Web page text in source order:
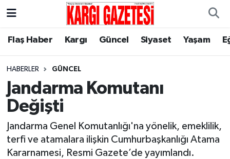
Flaş Haber Kargı Güncel Siyaset Yaşam
HABERLER GÜNCEL
Jandarma Komutanı
Değişti
Jandarma Genel Komutanlığı'na yönelik, emeklilik,
terfi ve atamalara ilişkin Cumhurbaşkanlığı Atama
Kararnamesi, Resmi Gazete’de yayımlandı.
Flaş Haber
Kargı
Güncel
Siyaset
Yaşam
Nöbetçi Eczaneler
Hava Durumu
Çorum Namaz Vakitleri
Trafik Durumu
Süper Lig Puan Durumu ve Fikstür